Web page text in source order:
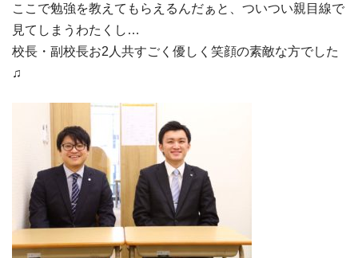
ここで勉強を教えてもらえるんだぁと、ついつい親目線で
見てしまうわたくし…
校長・副校長お2人共すごく優しく笑顔の素敵な方でした
♫